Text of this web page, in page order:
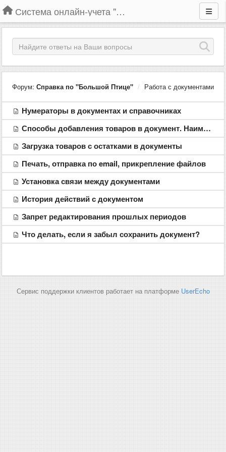
Система онлайн-учета "Большая Птица"
Форум: Справка по "Большой Птице" Работа с документами
Нумераторы в документах и справочниках
Способы добавления товаров в документ. Наименование товаров для печати
Загрузка товаров с остатками в документы
Печать, отправка по email, прикрепление файлов
Установка связи между документами
История действий с документом
Запрет редактирования прошлых периодов
Что делать, если я забыл сохранить документ?
Сервис поддержки клиентов работает на платформе UserEcho